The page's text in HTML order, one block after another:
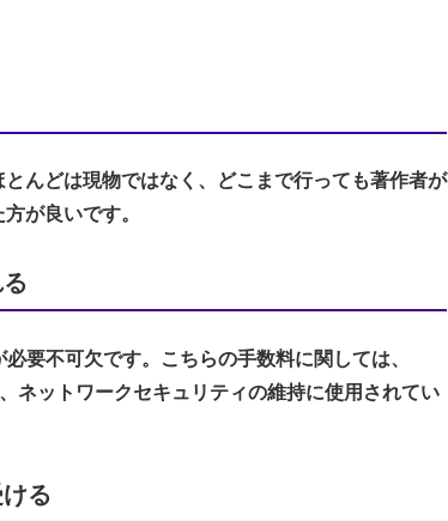
んどは現物ではなく、どこまで行っても著作者が
が良いです。
要不可欠です。こちらの手数料に関しては、
ネットワークセキュリティの維持に使用されてい
る